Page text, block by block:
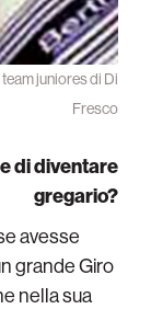
juniores di Di
Fresco
di diventare
gregario?
avesse
grande Giro
nella sua